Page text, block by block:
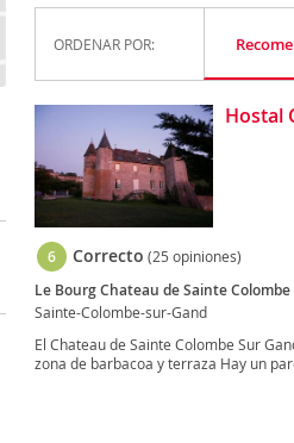
ORDENAR POR:
Hostal
6 Correcto (25 opiniones)
Le Bourg Chateau de Sainte
Sainte-Colombe-sur-Gand
El Chateau de Sainte Colombe Sur
zona de barbacoa y terraza Hay un